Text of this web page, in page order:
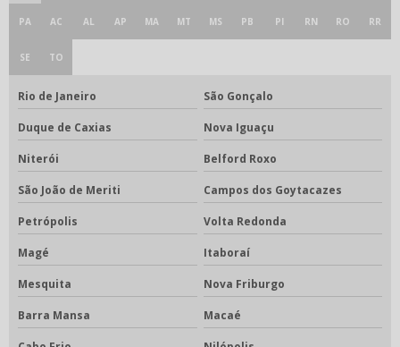
PA AC AL AP MA MT MS PB PI RN RO RR
SE TO
Rio de Janeiro São Gonçalo
Duque de Caxias Nova Iguaçu
Niterói Belford Roxo
São João de Meriti Campos dos Goytacazes
Petrópolis Volta Redonda
Magé Itaboraí
Mesquita Nova Friburgo
Barra Mansa Macaé